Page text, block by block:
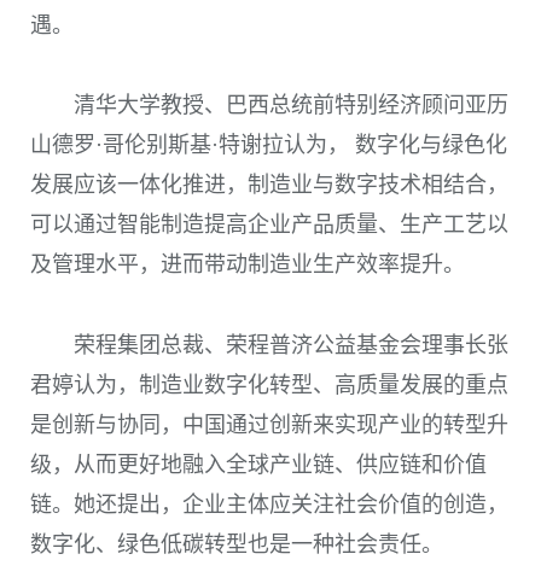
遇。
清华大学教授、巴西总统前特别经济顾问亚历
山德罗 ·哥伦别斯基·特谢拉认为， 数字化与绿色化
发展应该一体化推进，制造业与数字技术相结合，
可以通过智能制造提高企业产品质量、生产工艺以
及管理水平，进而带动制造业生产效率提升。
荣程集团总裁、荣程普济公益基金会理事长张
君婷认为，制造业数字化转型、高质量发展的重点
是创新与协同，中国通过创新来实现产业的转型升
级，从而更好地融入全球产业链、供应链和价值
链。她还提出，企业主体应关注社会价值的创造，
数字化、绿色低碳转型也是一种社会责任。